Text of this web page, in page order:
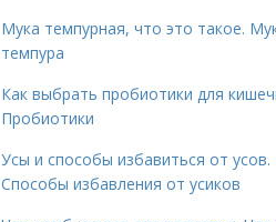
Мука темпурная, что это такое.
темпура
Как выбрать пробиотики для
Пробиотики
Усы и способы избавиться от усов.
Способы избавления от усиков